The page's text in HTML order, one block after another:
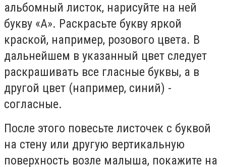
альбомный листок, нарисуйте на ней
букву «А». Раскрасьте букву яркой
краской, например, розового цвета. В
дальнейшем в указанный цвет следует
раскрашивать все гласные буквы, а в
другой цвет (например, синий) -
согласные.
После этого повесьте листочек с буквой
на стену или другую вертикальную
поверхность возле малыша, покажите на